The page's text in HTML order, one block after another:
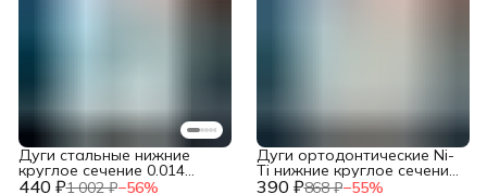
440 ₽1 002 ₽−56%
Дуги стальные нижние
круглое сечение 0.014
10шт в упаковке для 390 ₽868 ₽−55%
Дуги ортодонтические Ni-
Ti нижние круглое сечение
0.016 10шт в упаковке